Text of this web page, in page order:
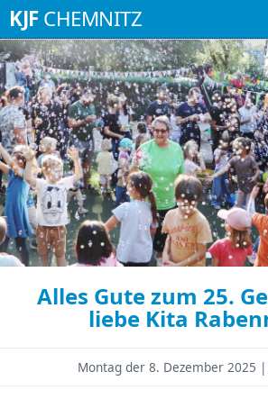
KJF CHEMNITZ
Alles Gute zum 25.
liebe Kita
Montag der 8. Dezember 2025 |